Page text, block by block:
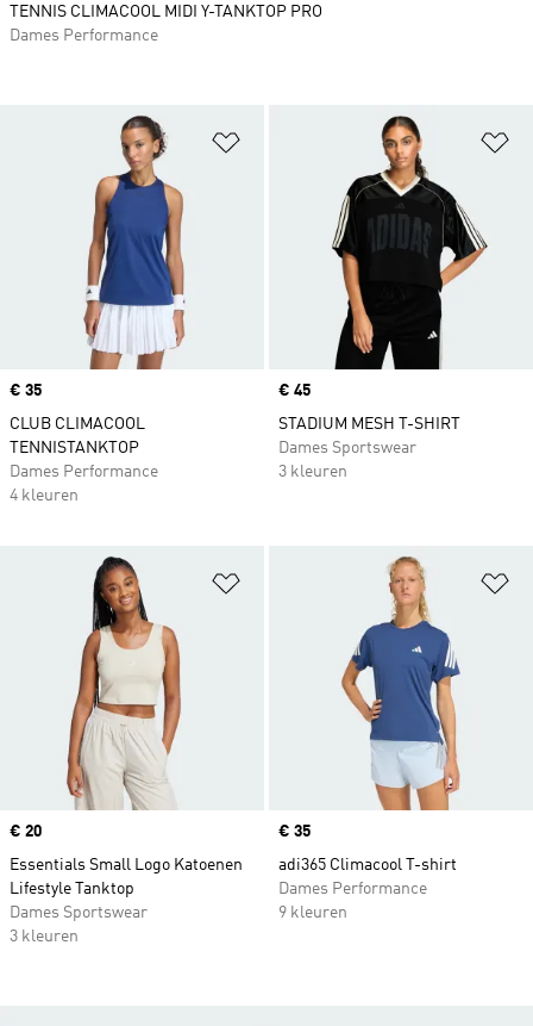
Op verlanglijst zetten
Price
€ 35
CLUB CLIMACOOL
TENNISTANKTOP
Dames Performance
4 kleuren
Price
€ 45
STADIUM MESH T-SHIRT
Dames Sportswear
3 kleuren
Op verlanglijst zetten
Price
€ 20
Essentials Small Logo Katoenen
Lifestyle Tanktop
Dames Sportswear
3 kleuren
Price
€ 35
adi365 Climacool T-shirt
Dames Performance
9 kleuren
TENNIS CLIMACOOL MIDI Y-TANKTOP PRO
Dames Performance